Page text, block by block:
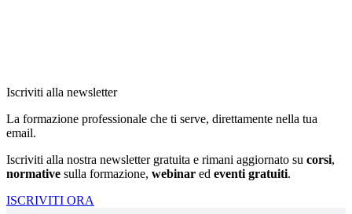
Iscriviti alla newsletter
La formazione professionale che ti serve, direttamente nella tua
email.
Iscriviti alla nostra newsletter gratuita e rimani aggiornato su corsi,
normative sulla formazione, webinar ed eventi gratuiti.
ISCRIVITI ORA